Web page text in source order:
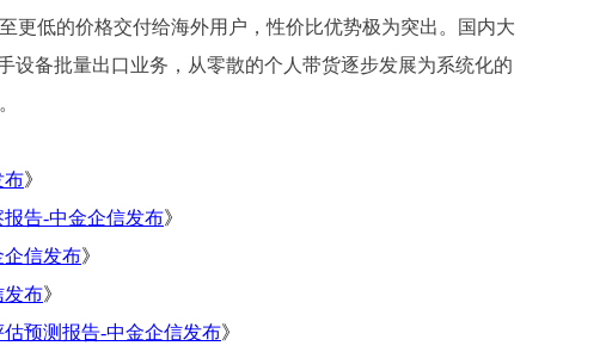
更低的价格交付给海外用户，性价比优势极为突出。国内大
设备批量出口业务，从零散的个人带货逐步发展为系统化的
布》
告-中金企信发布》
企信发布》
发布》
预测报告-中金企信发布》